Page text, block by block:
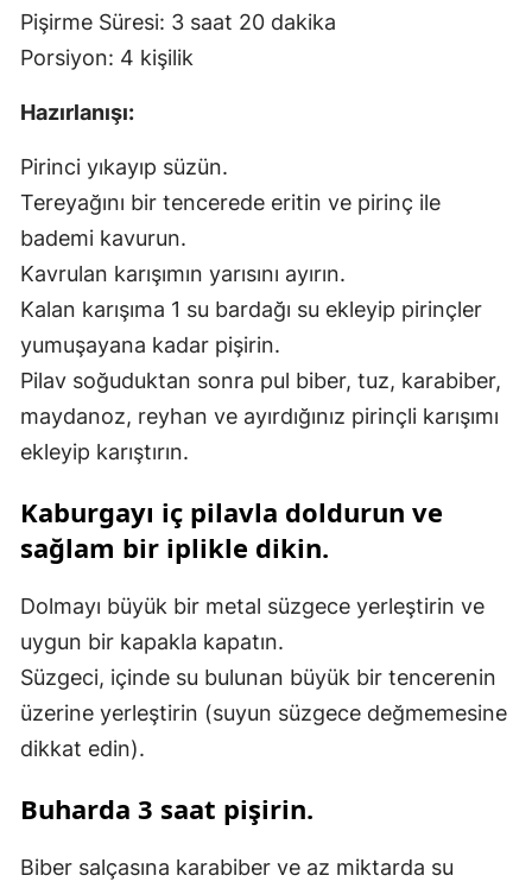
Pişirme Süresi: 3 saat 20 dakika
Porsiyon: 4 kişilik
Hazırlanışı:
Pirinci yıkayıp süzün.
Tereyağını bir tencerede eritin ve pirinç ile
bademi kavurun.
Kavrulan karışımın yarısını ayırın.
Kalan karışıma 1 su bardağı su ekleyip pirinçler
yumuşayana kadar pişirin.
Pilav soğuduktan sonra pul biber, tuz, karabiber,
maydanoz, reyhan ve ayırdığınız pirinçli karışımı
ekleyip karıştırın.
Kaburgayı iç pilavla doldurun ve
sağlam bir iplikle dikin.
Dolmayı büyük bir metal süzgece yerleştirin ve
uygun bir kapakla kapatın.
Süzgeci, içinde su bulunan büyük bir tencerenin
üzerine yerleştirin (suyun süzgece değmemesine
dikkat edin).
Buharda 3 saat pişirin.
Biber salçasına karabiber ve az miktarda su